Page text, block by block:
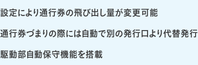
設定により通行券の飛び出し量が変更可能
通行券づまりの際には自動で別の発行口より代替発行
駆動部自動保守機能を搭載